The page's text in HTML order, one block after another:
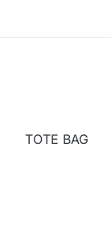
TOTE BAG